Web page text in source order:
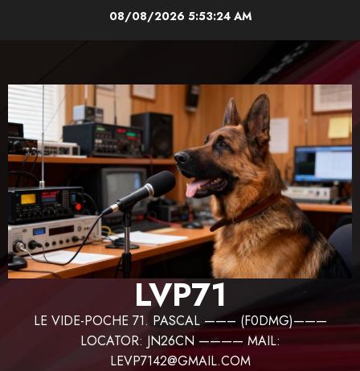
08/08/2026 5:53:25 AM
LVP71
LE VIDE-POCHE 71. PASCAL ——– (F0DMG)———
LOCATOR: JN26CN ———— MAIL:
LEVP7142@GMAIL.COM